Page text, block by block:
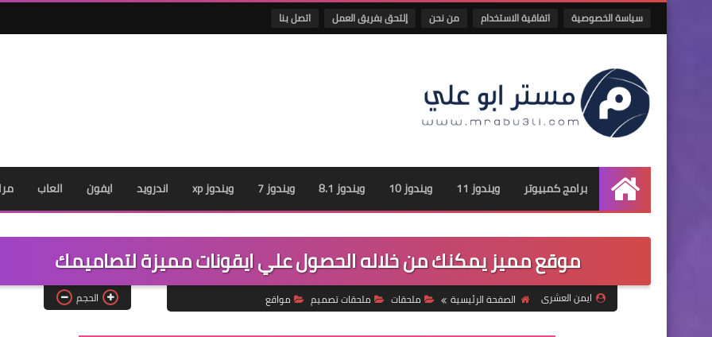
سياسة الخصوصية اتفاقية الاستخدام من نحن إلتحق بفريق العمل اتصل بنا
الرئيسية
برامج كمبيوتر ويندوز 11 ويندوز 10 ويندوز 8.1 ويندوز 7 ويندوز xp اندرويد ايفون العاب
موقع مميز يمكنك من خلاله الحصول علي ايقونات مميزة لتصاميمك
ايمن العشرى الصفحة الرئيسية ملحقات ملحقات تصميم مواقع الحجم